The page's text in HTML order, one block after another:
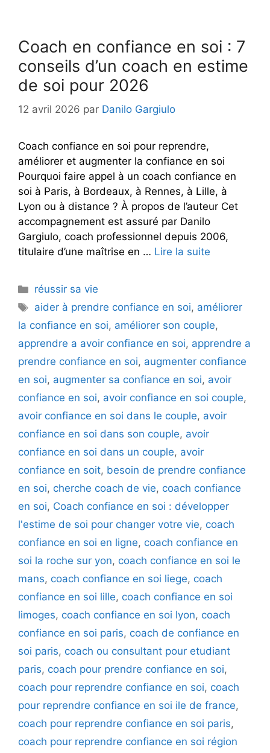
Coach en confiance en soi : 7
conseils d’un coach en estime
de soi pour 2026
12 avril 2026 par Danilo Gargiulo
Coach confiance en soi pour reprendre,
améliorer et augmenter la confiance en soi
Pourquoi faire appel à un coach confiance en
soi à Paris, à Bordeaux, à Rennes, à Lille, à
Lyon ou à distance ? À propos de l’auteur Cet
accompagnement est assuré par Danilo
Gargiulo, coach professionnel depuis 2006,
titulaire d’une maîtrise en … Lire la suite
Catégories
réussir sa vie
Étiquettes
aider à prendre confiance en soi, améliorer
la confiance en soi, améliorer son couple,
apprendre a avoir confiance en soi, apprendre a
prendre confiance en soi, augmenter confiance
en soi, augmenter sa confiance en soi, avoir
confiance en soi, avoir confiance en soi couple,
avoir confiance en soi dans le couple, avoir
confiance en soi dans son couple, avoir
confiance en soi dans un couple, avoir
confiance en soit, besoin de prendre confiance
en soi, cherche coach de vie, coach confiance
en soi, Coach confiance en soi : développer
l'estime de soi pour changer votre vie, coach
confiance en soi en ligne, coach confiance en
soi la roche sur yon, coach confiance en soi le
mans, coach confiance en soi liege, coach
confiance en soi lille, coach confiance en soi
limoges, coach confiance en soi lyon, coach
confiance en soi paris, coach de confiance en
soi paris, coach ou consultant pour etudiant
paris, coach pour prendre confiance en soi,
coach pour reprendre confiance en soi, coach
pour reprendre confiance en soi ile de france,
coach pour reprendre confiance en soi paris,
coach pour reprendre confiance en soi région